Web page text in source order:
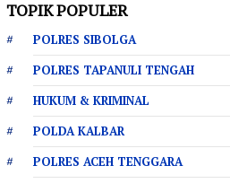
TOPIK POPULER
POLRES SIBOLGA
POLRES TAPANULI TENGAH
HUKUM & KRIMINAL
POLDA KALBAR
POLRES ACEH TENGGARA